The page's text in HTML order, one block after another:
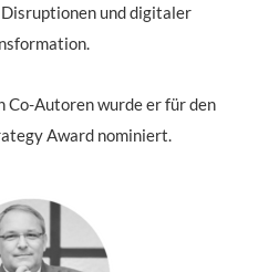
und digitaler
Co-Autoren wurde er für den
Award nominiert.